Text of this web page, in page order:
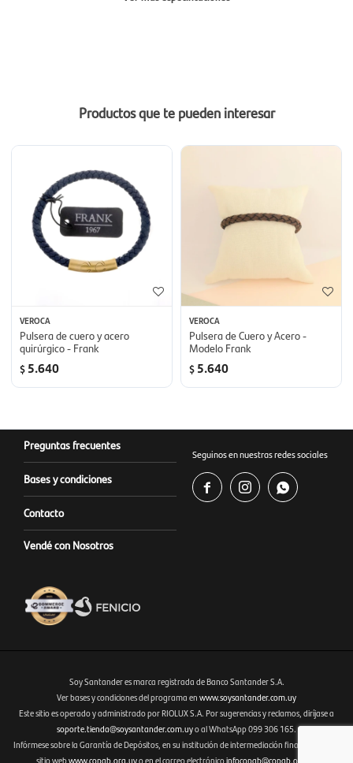
Productos que te pueden interesar
VEROCA
Pulsera de cuero y acero
quirúrgico - Frank
$ 5.640
VEROCA
Pulsera de Cuero y Acero -
Modelo Frank
$ 5.640
Preguntas frecuentes
Bases y condiciones
Contacto
Vendé con Nosotros
Seguinos en nuestras redes sociales
  
Fenicio eCommerce Uruguay
Soy Santander es marca registrada de Banco Santander S.A.
Ver bases y condiciones del programa en www.soysantander.com.uy
Este sitio es operado y administrado por RIOLUX S.A. Por sugerencias y reclamos, diríjase a
soporte.tienda@soysantander.com.uyo al WhatsApp 099 306 165.
Infórmese sobre la Garantía de Depósitos, en su institución de intermediación financiera, en el
sitio webwww.copab.org.uyo en el correo electrónicoinfocopab@copab.org.uy